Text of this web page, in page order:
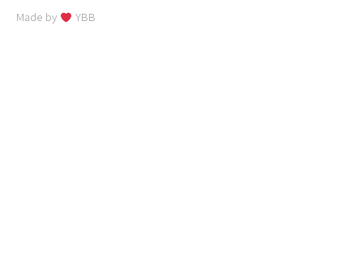
Made by YBB